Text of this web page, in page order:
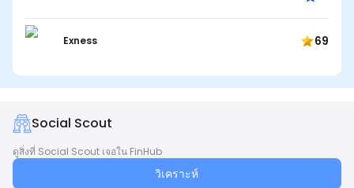
Exness 69
Social Scout
ดูสิ่งที่ Social Scout เจอใน FinHub
วิเคราะห์